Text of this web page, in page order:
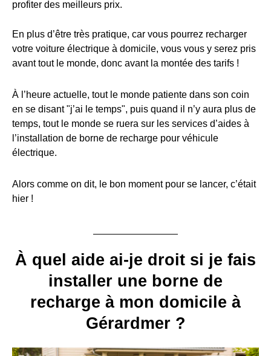
profiter des meilleurs prix.
En plus d’être très pratique, car vous pourrez recharger
votre voiture électrique à domicile, vous vous y serez pris
avant tout le monde, donc avant la montée des tarifs !
À l’heure actuelle, tout le monde patiente dans son coin
en se disant "j’ai le temps", puis quand il n’y aura plus de
temps, tout le monde se ruera sur les services d’aides à
l’installation de borne de recharge pour véhicule
électrique.
Alors comme on dit, le bon moment pour se lancer, c’était
hier !
À quel aide ai-je droit si je fais
installer une borne de
recharge à mon domicile à
Gérardmer ?